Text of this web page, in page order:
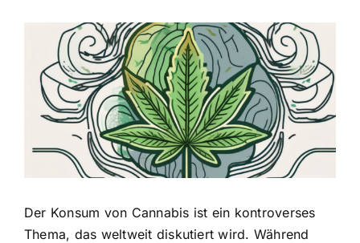
grösseres
Bild
Der Konsum von Cannabis ist ein kontroverses
Thema, das weltweit diskutiert wird. Während